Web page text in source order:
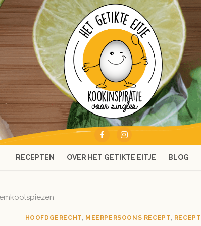
RECEPTEN OVER HET GETIKTE EITJE BLOG
HOOFDGERECHT, MEERPERSOONS RECEPT, RECEPT